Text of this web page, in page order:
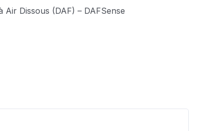
Dissous (DAF) – DAFSense